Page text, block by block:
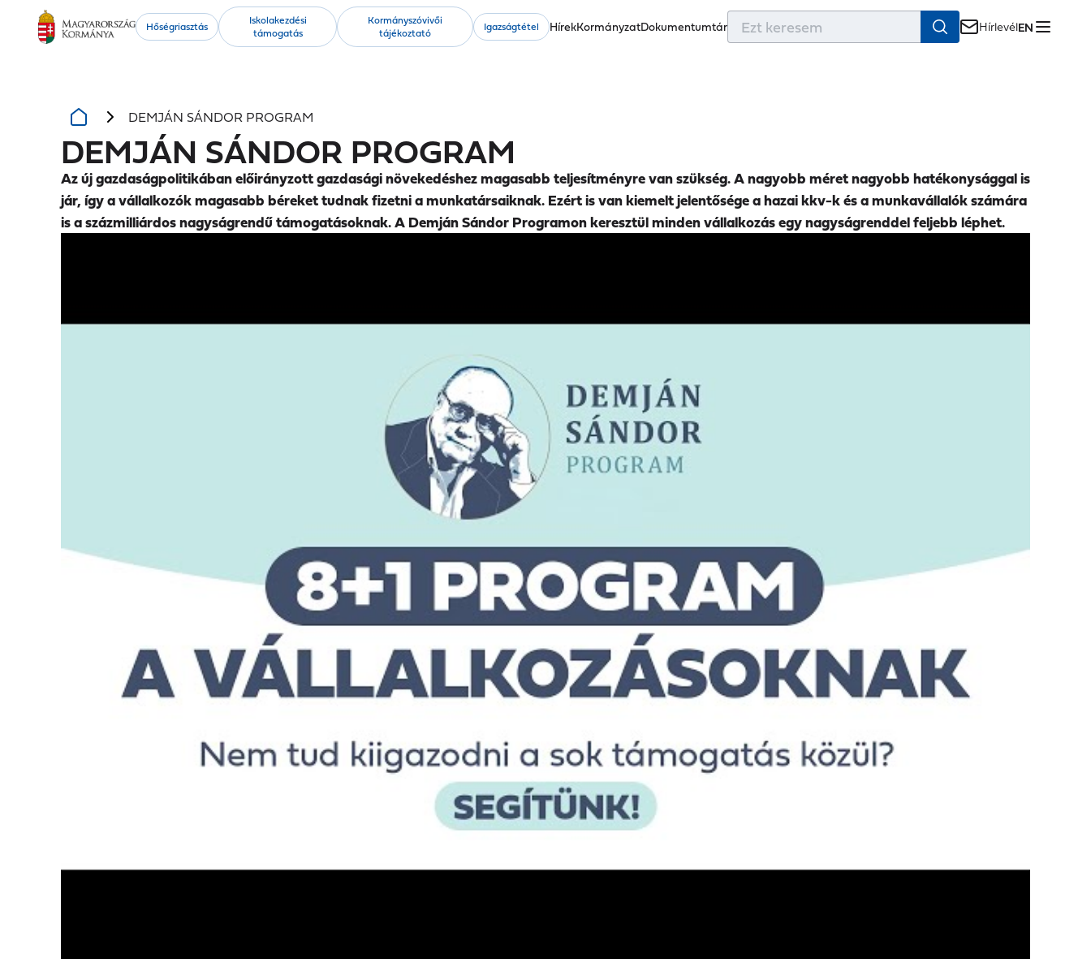
Kiemelt
tartalmak
Hőségriasztás
Iskolakezdési
támogatás
Kormányszóvivői
tájékoztató
Igazságtétel
Fő
HírekKormányzatDokumentumtár HírlevélEN
DEMJÁN SÁNDOR PROGRAM
DEMJÁN SÁNDOR PROGRAM
Az új gazdaságpolitikában előirányzott gazdasági növekedéshez magasabb teljesítményre van szükség. A nagyobb méret nagyobb hatékonysággal is
jár, így a vállalkozók magasabb béreket tudnak fizetni a munkatársaiknak. Ezért is van kiemelt jelentősége a hazai kkv-k és a munkavállalók számára
is a százmilliárdos nagyságrendű támogatásoknak. A Demján Sándor Programon keresztül minden vállalkozás egy nagyságrenddel feljebb léphet.